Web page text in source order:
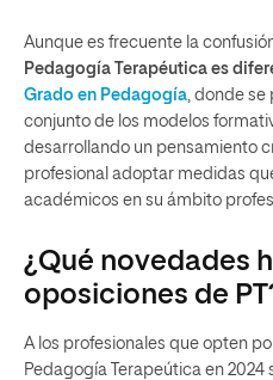
Aunque es frecuente la
Pedagogía Terapéutica es
Grado en Pedagogía , donde
conjunto de los modelos
desarrollando un pensamiento
profesional adoptar medidas
académicos en su ámbito
¿Qué novedades
oposiciones de
A los profesionales que opten
Pedagogía Terapeútica en 2024